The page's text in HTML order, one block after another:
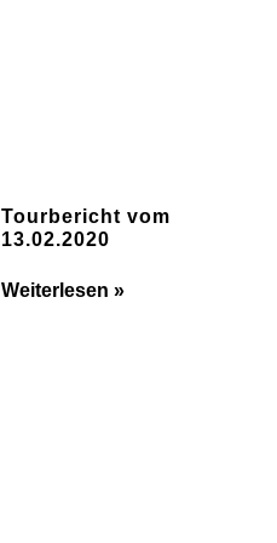
Tourbericht vom
13.02.2020
Weiterlesen »